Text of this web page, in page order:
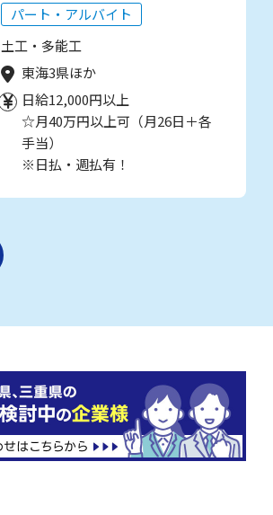
パート・アルバイト
土工・多能工
東海3県ほか
日給12,000円以上
☆月40万円以上可（月26日＋各
手当）
※日払・週払有！